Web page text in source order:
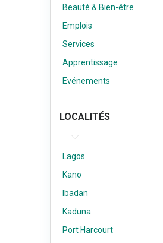
Beauté & Bien-être
Emplois
Services
Apprentissage
Evénements
LOCALITÉS
Lagos
Kano
Ibadan
Kaduna
Port Harcourt